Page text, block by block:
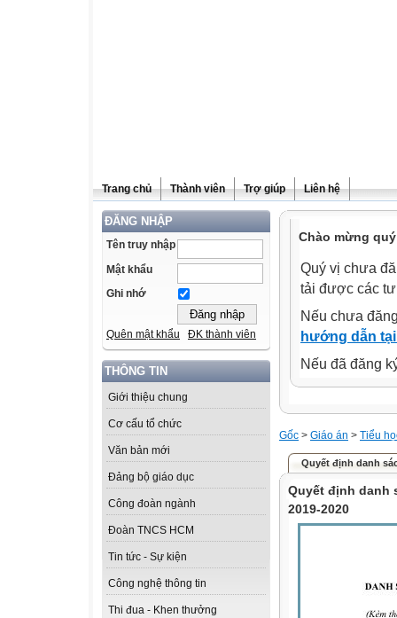
Trang chủ Thành viên Trợ giúp Liên hệ
ĐĂNG NHẬP
Tên truy nhập
Mật khẩu
Ghi nhớ
Quên mật khẩu ĐK thành viên
THÔNG TIN
Giới thiệu chung
Cơ cấu tổ chức
Văn bản mới
Đảng bộ giáo dục
Công đoàn ngành
Đoàn TNCS HCM
Tin tức - Sự kiện
Công nghệ thông tin
Thi đua - Khen thưởng
Chào mừng
Quý vị chưa
tải được các
Nếu chưa
hướng dẫn
Nếu đã đăng
Gốc > Giáo án > Tiểu
Quyết định danh
Quyết định danh
2019-2020